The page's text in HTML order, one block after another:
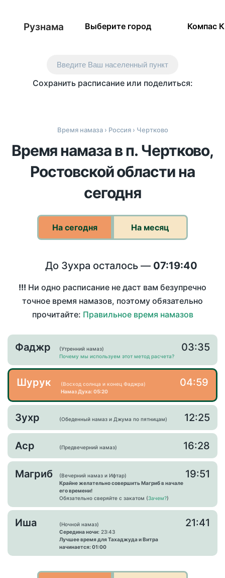
Рузнама Выберите город Компас
Введите Ваш населенный пункт
Сохранить расписание или поделиться:
Время намаза› Россия› Чертково
Время намаза в п. Чертково,
Ростовской области на
сегодня
На сегодня На месяц
До Зухра осталось — 07:19:40
!!! Ни одно расписание не даст вам безупречно
точное время намазов, поэтому обязательно
прочитайте: Правильное время намазов
Фаджр
(Утренний намаз)
Почему мы используем этот метод расчета?
03:35
Шурук
(Восход солнца и конец Фаджра)
Намаз Духа: 05:20
04:59
Зухр (Обеденный намаз и Джума по пятницам) 12:25
Аср (Предвечерний намаз) 16:28
Магриб
(Вечерний намаз и Ифтар)
Крайне желательно совершить Магриб в начале
его времени!
Обязательно сверяйте с закатом (Зачем?)
19:51
Иша
(Ночной намаз)
Середина ночи: 23:43
Лучшее время для Тахаджуда и Витра
начинается: 01:00
21:41